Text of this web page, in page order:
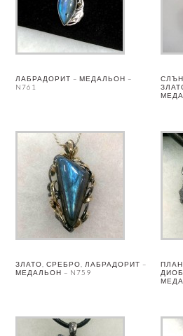
ЛАБРАДОРИТ – МЕДАЛЬОН –
N761
ЗЛАТО, СРЕБРО, ЛАБРАДОРИТ –
МЕДАЛЬОН – N759